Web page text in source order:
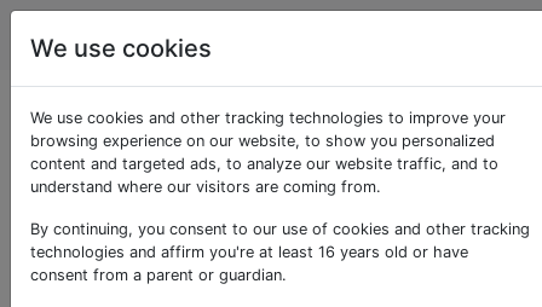
Computerbenutzer
Welche Art von
Router kann Torrents
herunterladen?
We use cookies
We use cookies and other tracking technologies to improve your
browsing experience on our website, to show you personalized
content and targeted ads, to analyze our website traffic, and to
understand where our visitors are coming from.
By continuing, you consent to our use of cookies and other tracking
technologies and affirm you're at least 16 years old or have
consent from a parent or guardian.